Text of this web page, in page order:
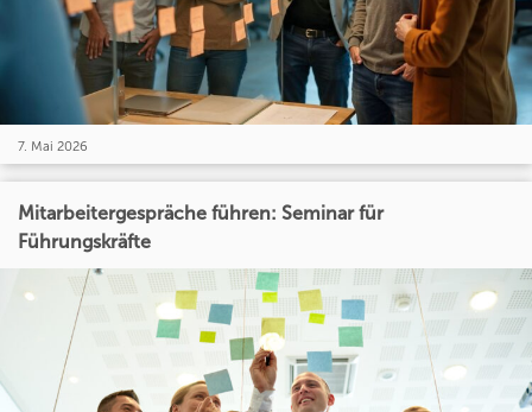
7. Mai 2026
Mitarbeitergespräche führen: Seminar für
Führungskräfte